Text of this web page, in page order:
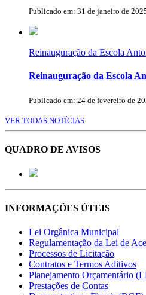
Publicado em: 31 de janeiro de
Reinauguração da Escola
Reinauguração da Escola
Publicado em: 24 de fevereiro de
VER TODAS NOTÍCIAS
QUADRO DE AVISOS
INFORMAÇÕES ÚTEIS
Lei Orgânica Municipal
Regulamentação da Lei de
Processos de Licitação
Contratos e Termos Aditivos
Planejamento Orçamentário
Prestações de Contas